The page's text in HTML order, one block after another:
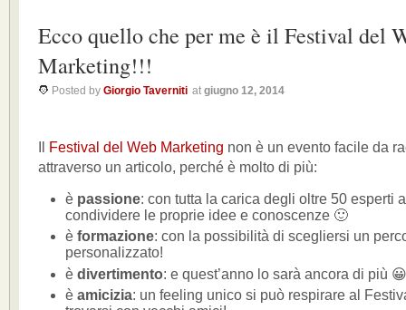
Ecco quello che per me è il Festival del
Marketing!!!
Posted by Giorgio Taverniti at giugno 12, 2014
Festival del Web Marketing non è un evento facile da
attraverso un articolo, perché è molto di più:
è passione: con tutta la carica degli oltre 50 esperti
condividere le proprie idee e conoscenze 🙂
è formazione: con la possibilità di scegliersi un
personalizzato!
è divertimento: e quest’anno lo sarà ancora di più 😀
è amicizia: un feeling unico si può respirare al